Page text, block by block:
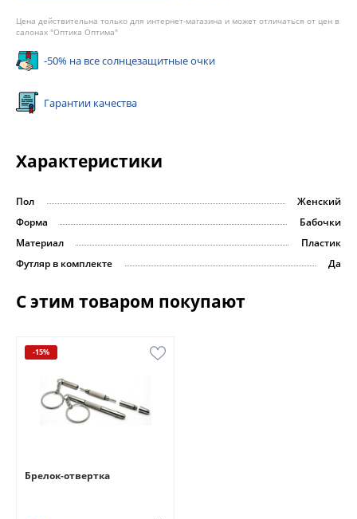
Цена действительна только для интернет-магазина и может отличаться от цен в
салонах "Оптика Оптима"
-50% на все солнцезащитные очки
Гарантии качества
Характеристики
Пол
Женский
Форма
Бабочки
Материал
Пластик
Футляр в комплекте
Да
С этим товаром покупают
-15%
Брелок-отвертка